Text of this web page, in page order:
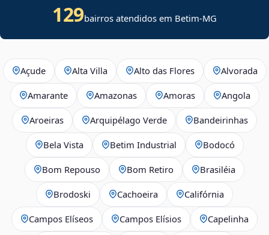
129bairros atendidos em Betim-MG
Açude Alta Villa Alto das Flores Alvorada
Amarante Amazonas Amoras Angola
Aroeiras Arquipélago Verde Bandeirinhas
Bela Vista Betim Industrial Bodocó
Bom Repouso Bom Retiro Brasiléia
Brodoski Cachoeira Califórnia
Campos Elíseos Campos Elísios Capelinha